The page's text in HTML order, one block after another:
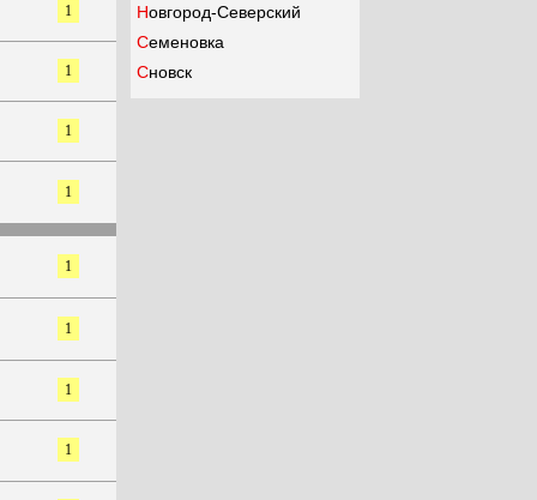
1
1
1
1
1
1
1
1
Новгород-Северский
Семеновка
Сновск